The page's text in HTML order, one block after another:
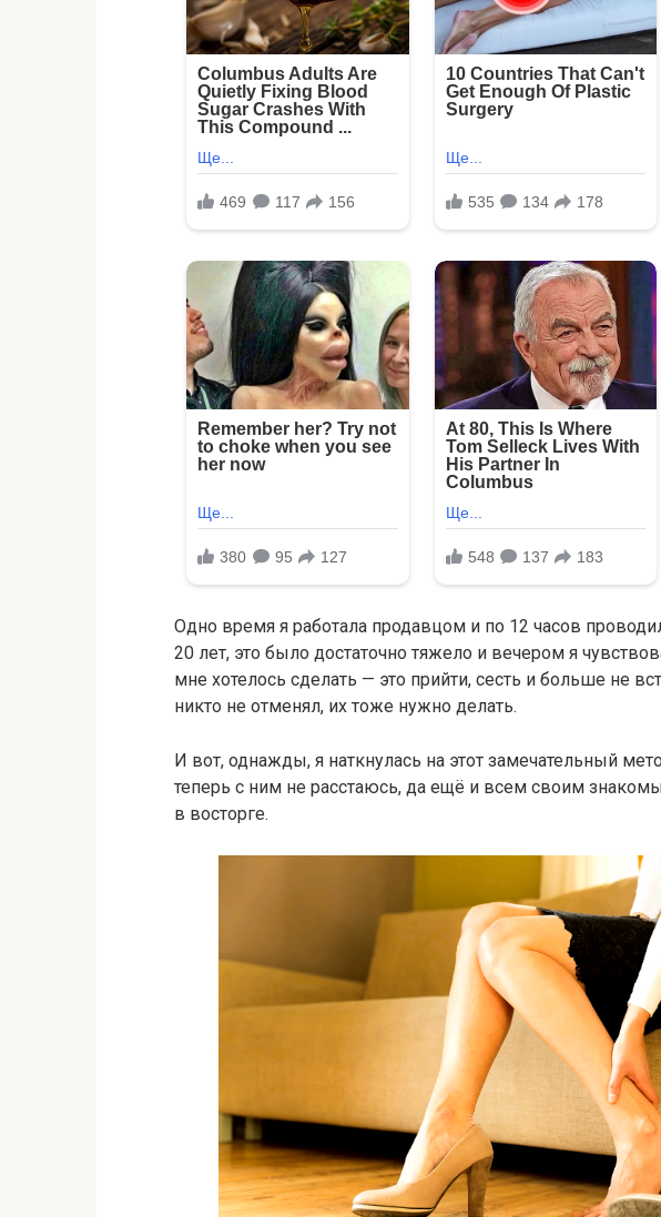
Одно время я работала продавцом и по 12 часов
20 лет, это было достаточно тяжело и вечером я
мне хотелось сделать — это прийти, сесть и больше не
никто не отменял, их тоже нужно делать.
И вот, однажды, я наткнулась на этот замечательный
теперь с ним не расстаюсь, да ещё и всем своим
в восторге.